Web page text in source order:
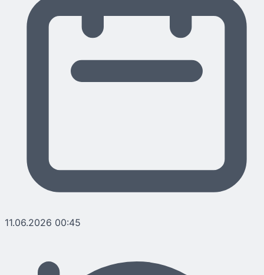
11.06.2026 00:45